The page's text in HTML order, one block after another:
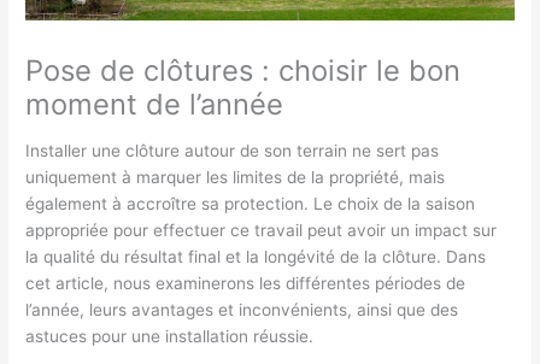
Pose de clôtures : choisir le bon
moment de l’année
Installer une clôture autour de son terrain ne sert pas
uniquement à marquer les limites de la propriété, mais
également à accroître sa protection. Le choix de la saison
appropriée pour effectuer ce travail peut avoir un impact sur
la qualité du résultat final et la longévité de la clôture. Dans
cet article, nous examinerons les différentes périodes de
l’année, leurs avantages et inconvénients, ainsi que des
astuces pour une installation réussie.